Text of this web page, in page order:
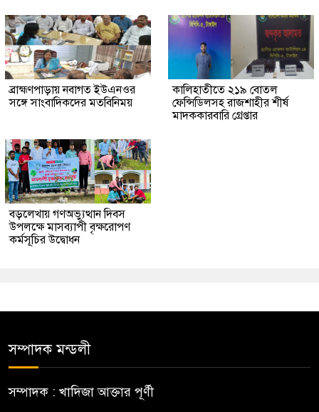
ব্রাহ্মণপাড়ায় নবাগত ইউএনওর
সঙ্গে সাংবাদিকদের মতবিনিময়
কালিহাতীতে ২১৯ বোতল
ফেন্সিডিলসহ রাজশাহীর শীর্ষ
মাদককারবারি গ্রেপ্তার
বড়লেখায় গণঅভ্যুত্থান দিবস
উপলক্ষে মাসব্যাপী বৃক্ষরোপণ
কর্মসূচির উদ্বোধন
সম্পাদক মন্ডলী
সম্পাদক : খাদিজা আক্তার পূর্ণী